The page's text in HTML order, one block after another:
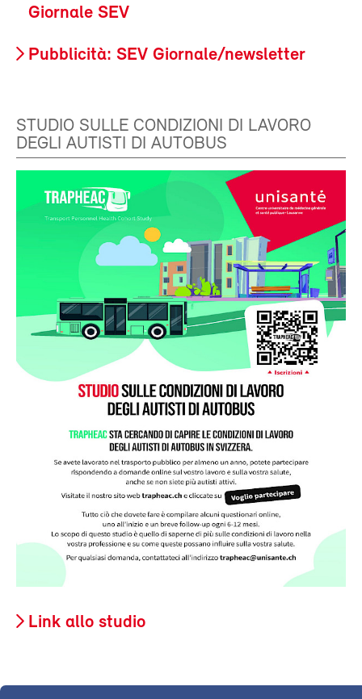
Giornale SEV
Pubblicità: SEV Giornale/newsletter
STUDIO SULLE CONDIZIONI DI LAVORO
DEGLI AUTISTI DI AUTOBUS
Link allo studio